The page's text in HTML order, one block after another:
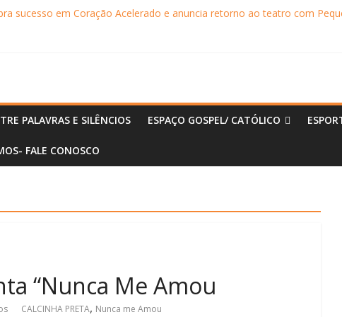
sucesso em Coração Acelerado e anuncia retorno ao teatro com
PALAVRAS E SILÊNCIOS ESPAÇO GOSPEL/ CATÓLICO
FALE CONOSCO
“Nunca Me Amou
CALCINHA PRETA, Nunca me Amou